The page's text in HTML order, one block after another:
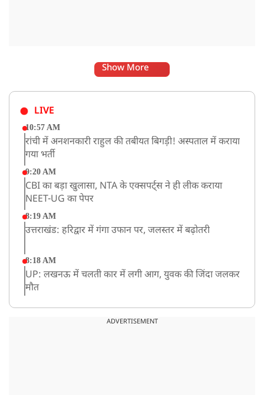
Show More
LIVE
10:57 AM
रांची में अनशनकारी राहुल की तबीयत बिगड़ी! अस्पताल में कराया
गया भर्ती
9:20 AM
CBI का बड़ा खुलासा, NTA के एक्सपर्ट्स ने ही लीक कराया
NEET-UG का पेपर
8:19 AM
उत्तराखंड: हरिद्वार में गंगा उफान पर, जलस्तर में बढ़ोतरी
8:18 AM
UP: लखनऊ में चलती कार में लगी आग, युवक की जिंदा जलकर
मौत
ADVERTISEMENT